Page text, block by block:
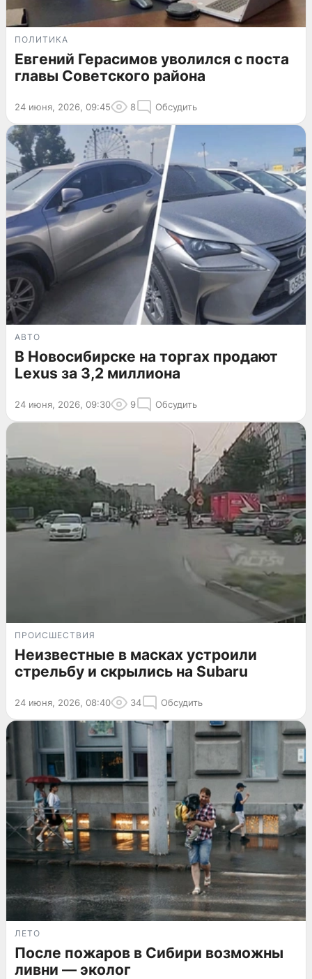
ПОЛИТИКА
Евгений Герасимов уволился с поста
главы Советского района
24 июня, 2026, 09:45 8 Обсудить
АВТО
В Новосибирске на торгах продают
Lexus за 3,2 миллиона
24 июня, 2026, 09:30 9 Обсудить
ПРОИСШЕСТВИЯ
Неизвестные в масках устроили
стрельбу и скрылись на Subaru
24 июня, 2026, 08:40 34 Обсудить
ЛЕТО
После пожаров в Сибири возможны
ливни — эколог